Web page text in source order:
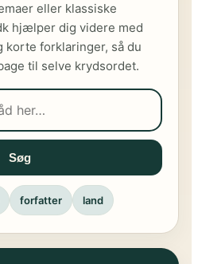
eller klassiske
hjælper dig videre med
korte forklaringer, så du
til selve krydsordet.
Søg
forfatter land